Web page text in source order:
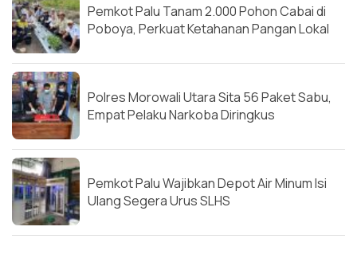
Pemkot Palu Tanam 2.000 Pohon Cabai di
Poboya, Perkuat Ketahanan Pangan Lokal
Polres Morowali Utara Sita 56 Paket Sabu,
Empat Pelaku Narkoba Diringkus
Pemkot Palu Wajibkan Depot Air Minum Isi
Ulang Segera Urus SLHS